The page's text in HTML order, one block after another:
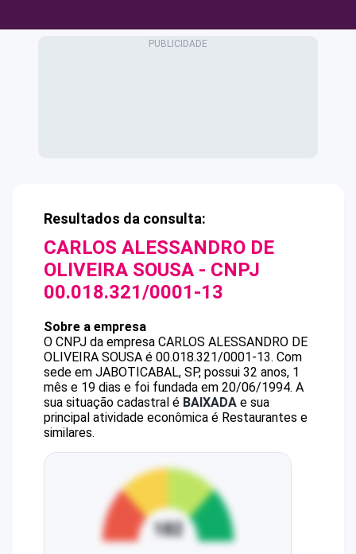
Resultados da consulta:
CARLOS ALESSANDRO DE
OLIVEIRA SOUSA - CNPJ
00.018.321/0001-13
Sobre a empresa
O CNPJ da empresa CARLOS ALESSANDRO DE
OLIVEIRA SOUSA é 00.018.321/0001-13. Com
sede em JABOTICABAL, SP, possui 32 anos, 1
mês e 19 dias e foi fundada em 20/06/1994. A
sua situação cadastral é BAIXADA e sua
principal atividade econômica é Restaurantes e
similares.